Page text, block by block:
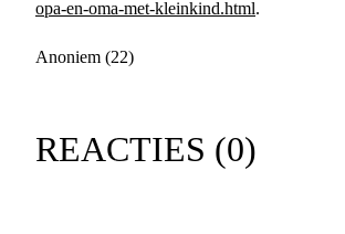
opa-en-oma-met-kleinkind.html.
Anoniem (22)
REACTIES (0)